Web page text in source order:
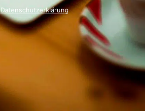
Datenschutzerklärung